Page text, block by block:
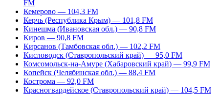
FM
Кемерово — 104,3 FM
Керчь (Республика Крым) — 101,8 FM
Кинешма (Ивановская обл.) — 90,8 FM
Киров — 90,8 FM
Кирсанов (Тамбовская обл.) — 102,2 FM
Кисловодск (Ставропольский край) — 95,0 FM
Комсомольск-на-Амуре (Хабаровский край) — 99,9 FM
Копейск (Челябинская обл.) — 88,4 FM
Кострома — 92,0 FM
Красногвардейское (Ставропольский край) — 104,5 FM